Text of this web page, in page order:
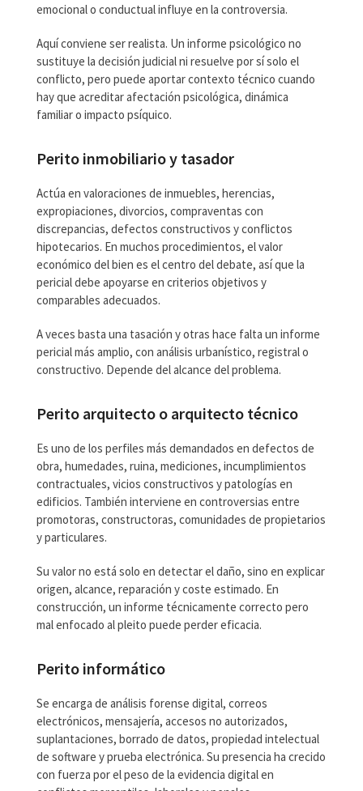
emocional o conductual influye en la controversia.
Aquí conviene ser realista. Un informe psicológico no
sustituye la decisión judicial ni resuelve por sí solo el
conflicto, pero puede aportar contexto técnico cuando
hay que acreditar afectación psicológica, dinámica
familiar o impacto psíquico.
Perito inmobiliario y tasador
Actúa en valoraciones de inmuebles, herencias,
expropiaciones, divorcios, compraventas con
discrepancias, defectos constructivos y conflictos
hipotecarios. En muchos procedimientos, el valor
económico del bien es el centro del debate, así que la
pericial debe apoyarse en criterios objetivos y
comparables adecuados.
A veces basta una tasación y otras hace falta un informe
pericial más amplio, con análisis urbanístico, registral o
constructivo. Depende del alcance del problema.
Perito arquitecto o arquitecto técnico
Es uno de los perfiles más demandados en defectos de
obra, humedades, ruina, mediciones, incumplimientos
contractuales, vicios constructivos y patologías en
edificios. También interviene en controversias entre
promotoras, constructoras, comunidades de propietarios
y particulares.
Su valor no está solo en detectar el daño, sino en explicar
origen, alcance, reparación y coste estimado. En
construcción, un informe técnicamente correcto pero
mal enfocado al pleito puede perder eficacia.
Perito informático
Se encarga de análisis forense digital, correos
electrónicos, mensajería, accesos no autorizados,
suplantaciones, borrado de datos, propiedad intelectual
de software y prueba electrónica. Su presencia ha crecido
con fuerza por el peso de la evidencia digital en